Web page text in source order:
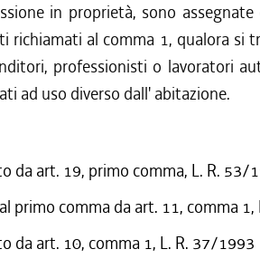
in proprietà, sono
richiamati al comma 1, qualora si
professionisti o lavoratori
ad uso diverso dall' abitazione.
da art. 19, primo comma, L. R. 53/
primo comma da art. 11, comma
da art. 10, comma 1, L. R. 37/1993